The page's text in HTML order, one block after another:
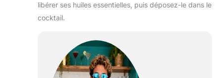
libérer ses huiles essentielles, puis déposez-le dans le
cocktail.